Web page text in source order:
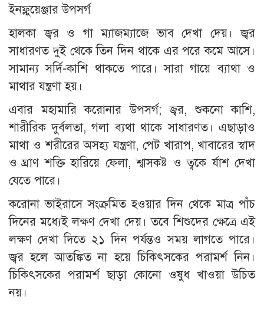
ইনফ্লুয়েঞ্জার উপসর্গ
হালকা জ্বর ও গা ম্যাজম্যাজে ভাব দেখা দেয়। জ্বর
সাধারণত দুই থেকে তিন দিন থাকে এর পরে কমে আসে।
সামান্য সর্দি-কাশি থাকতে পারে। সারা গায়ে ব্যাথা ও
মাথার যন্ত্রণা হয়।
এবার মহামারি করোনার উপসর্গ; জ্বর, শুকনো কাশি,
শারীরিক দুর্বলতা, গলা ব্যথা থাকে সাধারণত। এছাড়াও
মাথা ও শরীরের অসহ্য যন্ত্রণা, পেট খারাপ, খাবারের স্বাদ
ও ঘ্রাণ শক্তি হারিয়ে ফেলা, শ্বাসকষ্ট ও ত্বকে র্যাশ দেখা
যেতে পারে।
করোনা ভাইরাসে সংক্রমিত হওয়ার দিন থেকে মাত্র পাঁচ
দিনের মধ্যেই লক্ষণ দেখা দেয়। তবে শিশুদের ক্ষেত্রে এই
লক্ষণ দেখা দিতে ২১ দিন পর্যন্তও সময় লাগতে পারে।
জ্বর হলে আতঙ্কিত না হয়ে চিকিৎসকের পরামর্শ নিন।
চিকিৎসকের পরামর্শ ছাড়া কোনো ওষুধ খাওয়া উচিত
নয়।